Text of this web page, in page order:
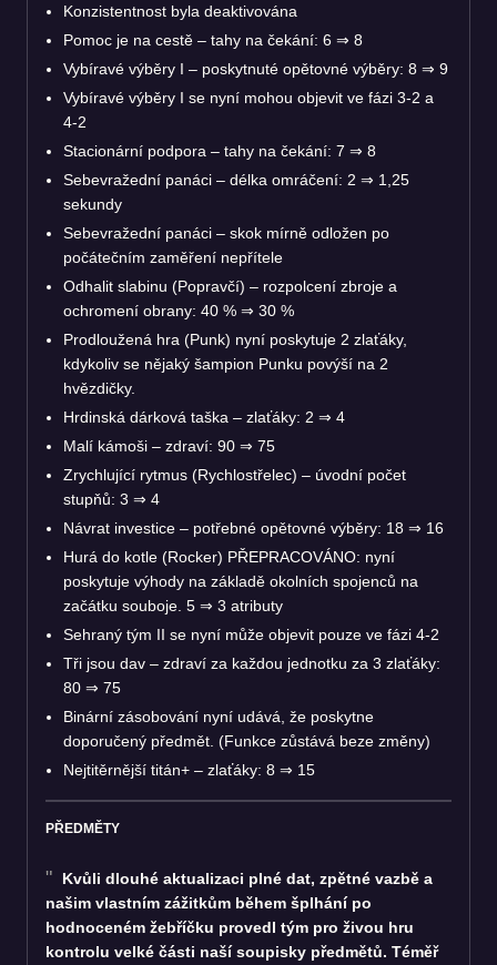
Konzistentnost byla deaktivována
Pomoc je na cestě – tahy na čekání: 6 ⇒ 8
Vybíravé výběry I – poskytnuté opětovné výběry: 8 ⇒ 9
Vybíravé výběry I se nyní mohou objevit ve fázi 3-2 a
4-2
Stacionární podpora – tahy na čekání: 7 ⇒ 8
Sebevražední panáci – délka omráčení: 2 ⇒ 1,25
sekundy
Sebevražední panáci – skok mírně odložen po
počátečním zaměření nepřítele
Odhalit slabinu (Popravčí) – rozpolcení zbroje a
ochromení obrany: 40 % ⇒ 30 %
Prodloužená hra (Punk) nyní poskytuje 2 zlaťáky,
kdykoliv se nějaký šampion Punku povýší na 2
hvězdičky.
Hrdinská dárková taška – zlaťáky: 2 ⇒ 4
Malí kámoši – zdraví: 90 ⇒ 75
Zrychlující rytmus (Rychlostřelec) – úvodní počet
stupňů: 3 ⇒ 4
Návrat investice – potřebné opětovné výběry: 18 ⇒ 16
Hurá do kotle (Rocker) PŘEPRACOVÁNO: nyní
poskytuje výhody na základě okolních spojenců na
začátku souboje. 5 ⇒ 3 atributy
Sehraný tým II se nyní může objevit pouze ve fázi 4-2
Tři jsou dav – zdraví za každou jednotku za 3 zlaťáky:
80 ⇒ 75
Binární zásobování nyní udává, že poskytne
doporučený předmět. (Funkce zůstává beze změny)
Nejtitěrnější titán+ – zlaťáky: 8 ⇒ 15
PŘEDMĚTY
Kvůli dlouhé aktualizaci plné dat, zpětné vazbě a
našim vlastním zážitkům během šplhání po
hodnoceném žebříčku provedl tým pro živou hru
kontrolu velké části naší soupisky předmětů. Téměř